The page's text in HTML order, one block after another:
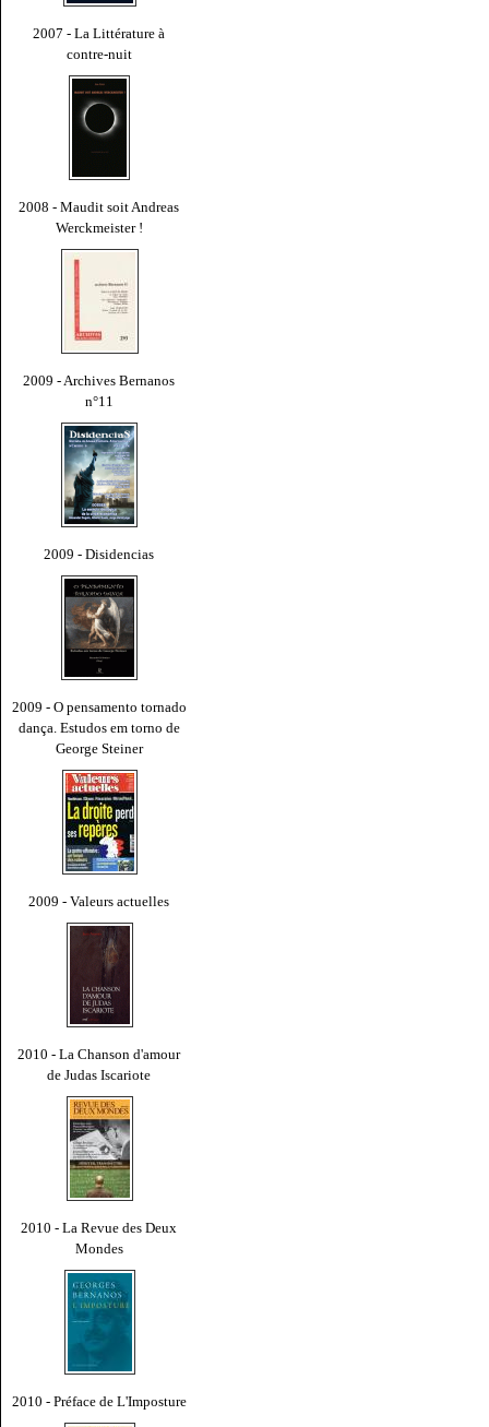
2007 - La Littérature à
contre-nuit
2008 - Maudit soit Andreas
Werckmeister !
2009 - Archives Bernanos
n°11
2009 - Disidencias
2009 - O pensamento tornado
dança. Estudos em torno de
George Steiner
2009 - Valeurs actuelles
2010 - La Chanson d'amour
de Judas Iscariote
2010 - La Revue des Deux
Mondes
2010 - Préface de L'Imposture